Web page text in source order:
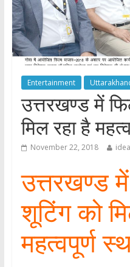
Entertainment
उत्तरखण्ड में
मिल रहा है
November 22, 2018
उत्तरखण्ड
शूटिंग को
महत्वपूर्ण